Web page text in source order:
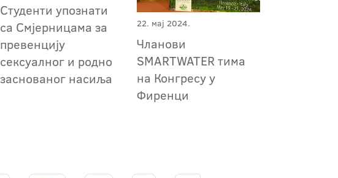
Студенти упознати
са Смјерницама за
превенцију
сексуалног и родно
заснованог насиља
22. мај 2024.
Чланови
SMARTWATER тима
на Конгресу у
Фиренци